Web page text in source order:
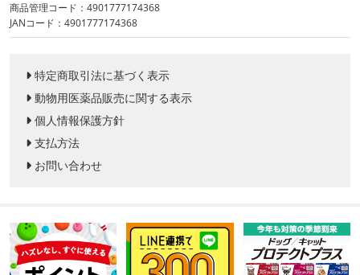
商品管理コード：4901777174368
JANコード：4901777174368
特定商取引法に基づく表示
動物用医薬品販売に関する表示
個人情報保護方針
支払方法
お問い合わせ